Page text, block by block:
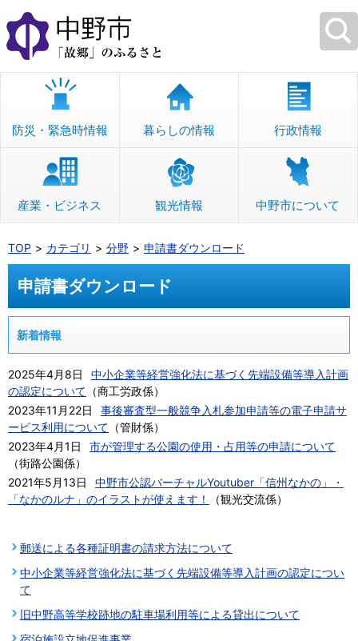
本
文
へ
移
防災・緊急時情報 暮らしの情報 行政情報
産業・ビジネス 観光情報 中野市について
TOP カテゴリ 分野 申請書ダウンロード
申請書ダウンロード
新着情報
2025年4月8日
中小企業等経営強化法に基づく先端設備等導入計画
の認定について （商工労政係）
2023年11月22日
事後審査型一般競争入札参加申請等の電子申請サ
ービス利用について （管財係）
2023年4月1日
市が管理する公園の使用・占用等の申請について
（街路公園係）
2021年5月13日
中野市公認バーチャルYoutuber「信州なかの」・
「なかのルナ」のイラストが使えます！
（観光交流係）
郵送による各種証明書の請求方法について
中小企業等経営強化法に基づく先端設備等導入計画の認定につい
て
旧中野高等学校跡地の駐車場利用等による貸出について